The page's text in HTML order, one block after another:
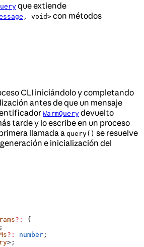
que extiende
, void> con métodos
CLI iniciándolo y completando
antes de que un mensaje
WarmQuery devuelto
tarde y lo escribe en un proceso
llamada a query() se resuelve
e inicialización del
?:
{
;
?: number ;
>;